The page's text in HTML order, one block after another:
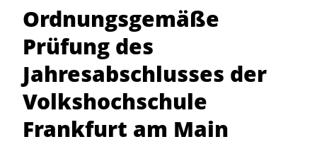
Ordnungsgemäße
Prüfung des
Jahresabschlusses der
Volkshochschule
Frankfurt am Main